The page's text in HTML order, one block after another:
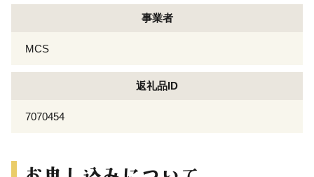
事業者
MCS
返礼品ID
7070454